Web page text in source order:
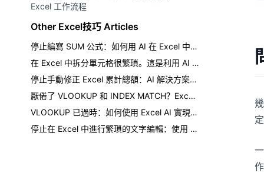
Excel 工作流程
Other Excel技巧 Articles
停止編寫 SUM 公式：如何用 AI 在 Excel 中取得總計
在 Excel 中拆分單元格很繁瑣。這是利用 AI 的更聰明方法。
停止手動修正 Excel 累計總額：AI 解決方案在此
厭倦了 VLOOKUP 和 INDEX MATCH？Excel AI 如何改變遊戲規則
VLOOKUP 已過時：如何使用 Excel AI 實現更快、無錯誤的數據查找
停止在 Excel 中進行繁瑣的文字編輯：使用 AI 即時替換、清理和格式化資料